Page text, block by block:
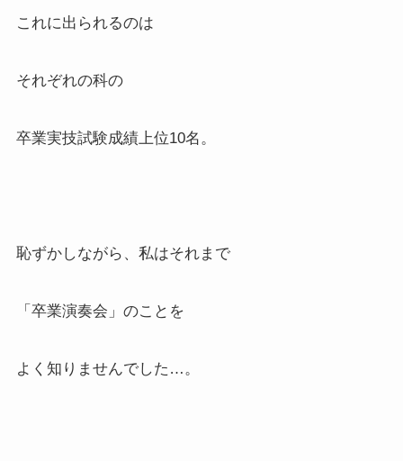
これに出られるのは
それぞれの科の
卒業実技試験成績上位10名。
恥ずかしながら、私はそれまで
「卒業演奏会」のことを
よく知りませんでした…。